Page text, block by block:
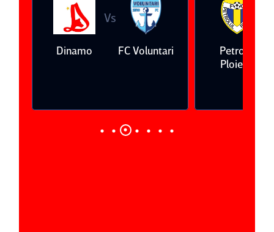
Dinamo
Vs
FC Voluntari
Petrolul
Ploieşti